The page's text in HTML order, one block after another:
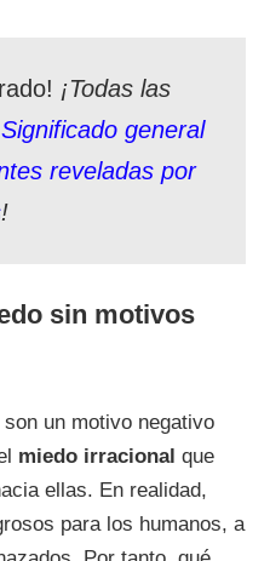
¡Todas las
Significado general
reveladas por
!
sin motivos
un motivo negativo
miedo irracional que
ellas. En realidad,
para los humanos, a